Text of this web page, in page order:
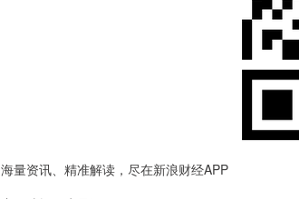
海量资讯、精准解读，尽在新浪财经APP